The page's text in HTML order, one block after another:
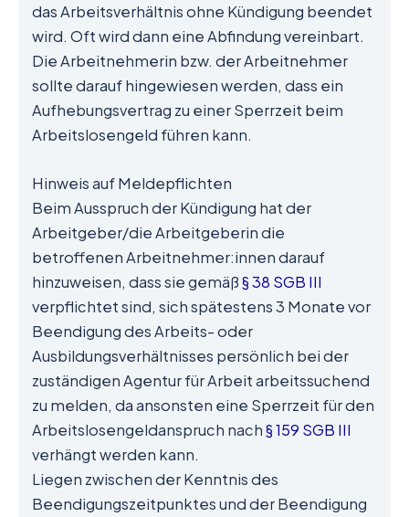
das Arbeitsverhältnis ohne Kündigung beendet
wird. Oft wird dann eine Abfindung vereinbart.
Die Arbeitnehmerin bzw. der Arbeitnehmer
sollte darauf hingewiesen werden, dass ein
Aufhebungsvertrag zu einer Sperrzeit beim
Arbeitslosengeld führen kann.
Hinweis auf Meldepflichten
Beim Ausspruch der Kündigung hat der
Arbeitgeber/die Arbeitgeberin die
betroffenen Arbeitnehmer:innen darauf
hinzuweisen, dass sie gemäß§ 38 SGB III
verpflichtet sind, sich spätestens 3 Monate vor
Beendigung des Arbeits- oder
Ausbildungsverhältnisses persönlich bei der
zuständigen Agentur für Arbeit arbeitssuchend
zu melden, da ansonsten eine Sperrzeit für den
Arbeitslosengeldanspruch nach§ 159 SGB III
verhängt werden kann.
Liegen zwischen der Kenntnis des
Beendigungszeitpunktes und der Beendigung